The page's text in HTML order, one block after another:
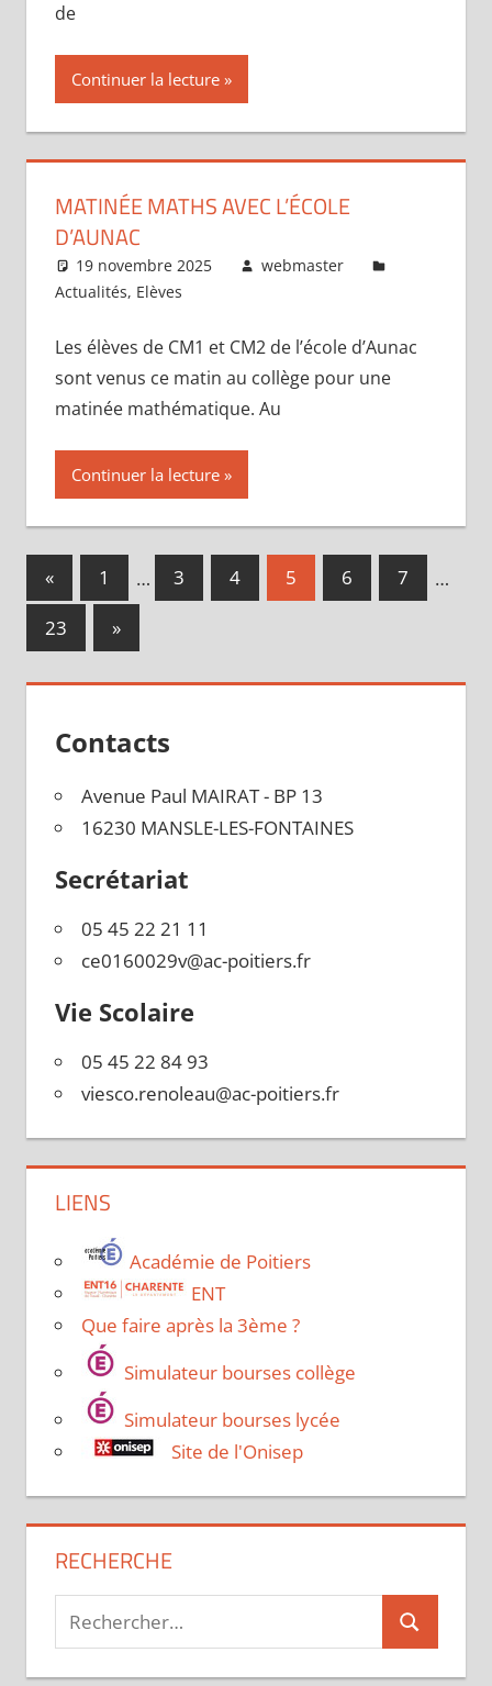
de
Continuer la lecture
MATINÉE MATHS AVEC L’ÉCOLE
D’AUNAC
19 novembre 2025
webmaster
Actualités, Elèves
Les élèves de CM1 et CM2 de l’école d’Aunac
sont venus ce matin au collège pour une
matinée mathématique. Au
Continuer la lecture
Pagination
des
publications
«Publications
précédentes
1 … 3 4 5 6 7
…
23
Publications
suivantes :
»
Contacts
Avenue Paul MAIRAT - BP 13
16230 MANSLE-LES-FONTAINES
Secrétariat
05 45 22 21 11
ce0160029v@ac-poitiers.fr
Vie Scolaire
05 45 22 84 93
viesco.renoleau@ac-poitiers.fr
LIENS
Académie de Poitiers
ENT
Que faire après la 3ème ?
Simulateur bourses collège
Simulateur bourses lycée
Site de l'Onisep
RECHERCHE
Recherche
pour :